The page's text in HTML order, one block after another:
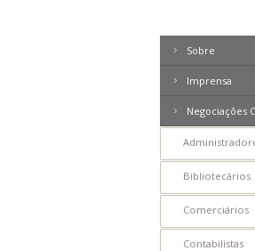
Sobre
Imprensa
Filtrar
ICC
ICF
PEIC
ICEC
Negociações
Bibliotecários
Comerciários
Contabilistas